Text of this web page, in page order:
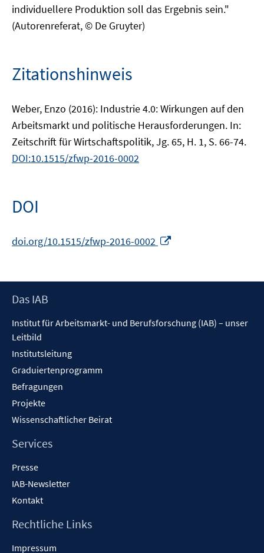
individuellere Produktion soll das Ergebnis sein."
(Autorenreferat, © De Gruyter)
Zitationshinweis
Weber, Enzo (2016): Industrie 4.0: Wirkungen auf den
Arbeitsmarkt und politische Herausforderungen. In:
Zeitschrift für Wirtschaftspolitik, Jg. 65, H. 1, S. 66-74.
DOI:10.1515/zfwp-2016-0002
DOI
doi.org/10.1515/zfwp-2016-0002
öffnen
Footer
Das IAB
Institut für Arbeitsmarkt- und Berufsforschung (IAB) – unser
Leitbild
Institutsleitung
Graduiertenprogramm
Befragungen
Projekte
Wissenschaftlicher Beirat
Services
Presse
IAB-Newsletter
Kontakt
Rechtliche Links
Impressum